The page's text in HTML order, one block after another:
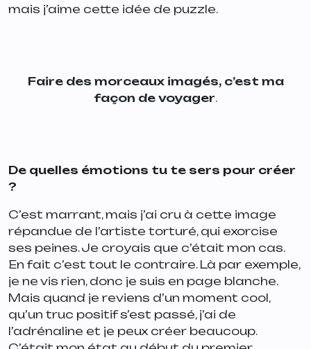
mais j’aime cette idée de puzzle.
Faire des morceaux imagés, c’est ma
façon de voyager.
De quelles émotions tu te sers pour créer
?
C’est marrant, mais j’ai cru à cette image
répandue de l’artiste torturé, qui exorcise
ses peines. Je croyais que c’était mon cas.
En fait c’est tout le contraire. Là par exemple,
je ne vis rien, donc je suis en page blanche.
Mais quand je reviens d’un moment cool,
qu’un truc positif s’est passé, j’ai de
l’adrénaline et je peux créer beaucoup.